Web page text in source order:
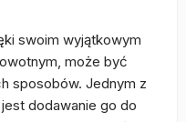
swoim wyjątkowym
może być
sposobów. Jednym z
dodawanie go do